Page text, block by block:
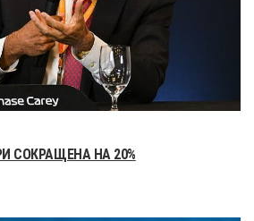
СОКРАЩЕНА НА 20%